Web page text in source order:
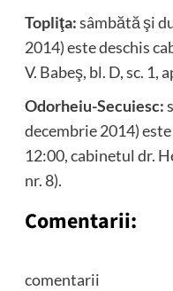
Topliţa:sâmbătă şi
2014) este deschis
V. Babeş, bl. D, sc. 1,
Odorheiu-Secuiesc:
decembrie 2014)
12:00, cabinetul dr.
nr. 8).
Comentarii:
comentarii